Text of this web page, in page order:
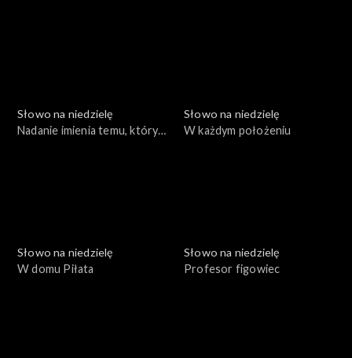
Słowo na niedzielę
Nadanie imienia temu, który
Słowo na niedzielę
W każdym położeniu
Słowo na niedzielę
W domu Piłata
Słowo na niedzielę
Profesor figowiec